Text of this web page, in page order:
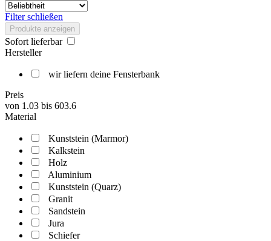
Filter schließen
Produkte anzeigen
Sofort lieferbar
Hersteller
wir liefern deine Fensterbank
Preis
von 1.03 bis 603.6
Material
Kunststein (Marmor)
Kalkstein
Holz
Aluminium
Kunststein (Quarz)
Granit
Sandstein
Jura
Schiefer